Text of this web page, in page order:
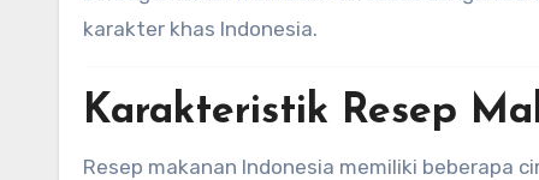
karakter khas Indonesia.
Karakteristik Resep
Resep makanan Indonesia memiliki beberapa